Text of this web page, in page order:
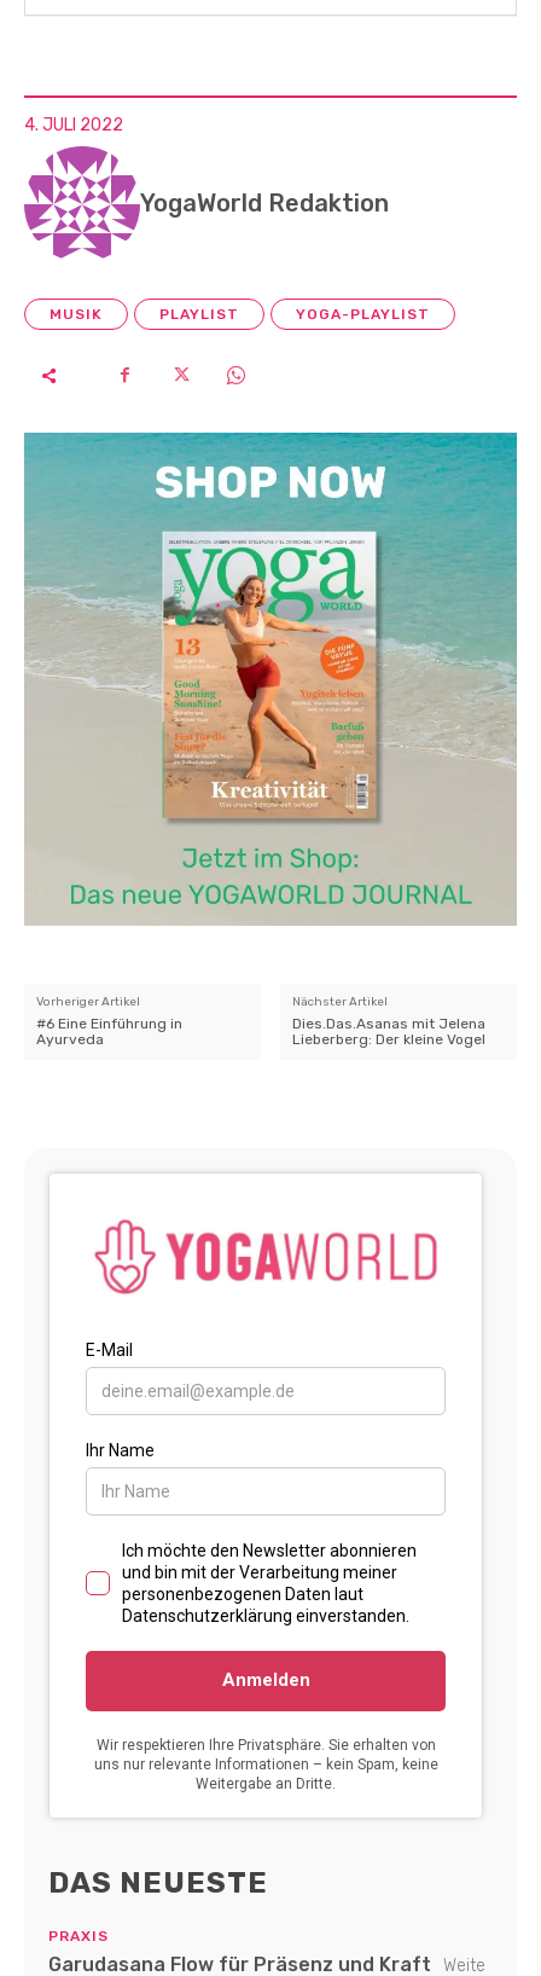
4. JULI 2022
YogaWorld Redaktion
MUSIK PLAYLIST YOGA-PLAYLIST
Vorheriger Artikel
#6 Eine Einführung in
Ayurveda
Nächster Artikel
Dies.Das.Asanas mit Jelena
Lieberberg: Der kleine Vogel
DAS NEUESTE
PRAXIS
Garudasana Flow für Präsenz und Kraft Weite